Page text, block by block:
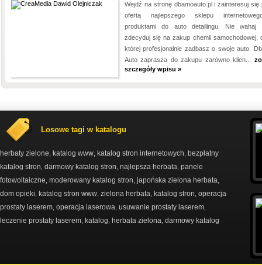
Wejdź na stronę dbamoauto.pl i zainteresuj się
ofertą najlepszego sklepu
produktami do auto detailingu. Nie
zdecyduj się na zakup chemii samochodowej,
której profesjonalnie zadbasz o swoje auto.
Auto zaprasza do zakupu zarówno klien...
szczegóły wpisu »
Losowe tagi w katalogu
herbaty zielone katalog www katalog stron internetowych bezpłatny
katalog stron darmowy katalog stron najlepsza herbata panele
fotowoltaiczne moderowany katalog stron japońska zielona herbata
dom opieki katalog stron www zielona herbata katalog stron operacja
prostaty laserem operacja laserowa usuwanie prostaty laserem
leczenie prostaty laserem katalog herbata zielona darmowy katalog